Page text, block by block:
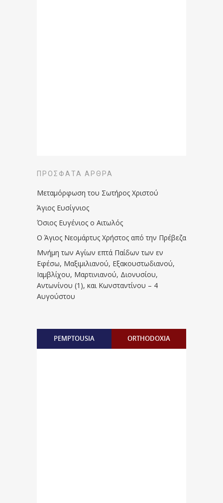
ΠΡΌΣΦΑΤΑ ΆΡΘΡΑ
Μεταμόρφωση του Σωτήρος Χριστού
Άγιος Ευσίγνιος
Όσιος Ευγένιος ο Αιτωλός
Ο Άγιος Νεομάρτυς Χρήστος από την Πρέβεζα
Μνήμη των Aγίων επτά Παίδων των εν
Eφέσω, Mαξιμιλιανού, Eξακουστωδιανού,
Iαμβλίχου, Mαρτινιανού, Διονυσίου,
Aντωνίνου (1), και Kωνσταντίνου – 4
Αυγούστου
PEMPTOUSIA ORTHODOXIA